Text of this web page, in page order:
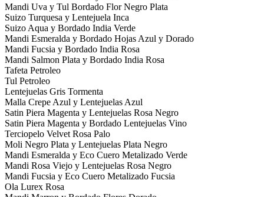
Mandi Uva y Tul Bordado Flor Negro Plata
Suizo Turquesa y Lentejuela Inca
Suizo Aqua y Bordado India Verde
Mandi Esmeralda y Bordado Hojas Azul y Dorado
Mandi Fucsia y Bordado India Rosa
Mandi Salmon Plata y Bordado India Rosa
Tafeta Petroleo
Tul Petroleo
Lentejuelas Gris Tormenta
Malla Crepe Azul y Lentejuelas Azul
Satin Piera Magenta y Lentejuelas Rosa Negro
Satin Piera Magenta y Bordado Lentejuelas Vino
Terciopelo Velvet Rosa Palo
Moli Negro Plata y Lentejuelas Plata Negro
Mandi Esmeralda y Eco Cuero Metalizado Verde
Mandi Rosa Viejo y Lentejuelas Rosa Negro
Mandi Fucsia y Eco Cuero Metalizado Fucsia
Ola Lurex Rosa